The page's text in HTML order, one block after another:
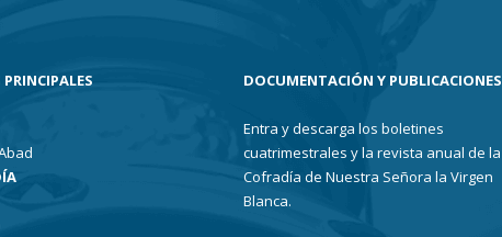
PRINCIPALES DOCUMENTACIÓN Y PUBLICACIONES
Entra y descarga los boletines
cuatrimestrales y la revista anual de la
Cofradía de Nuestra Señora la Virgen
Blanca.